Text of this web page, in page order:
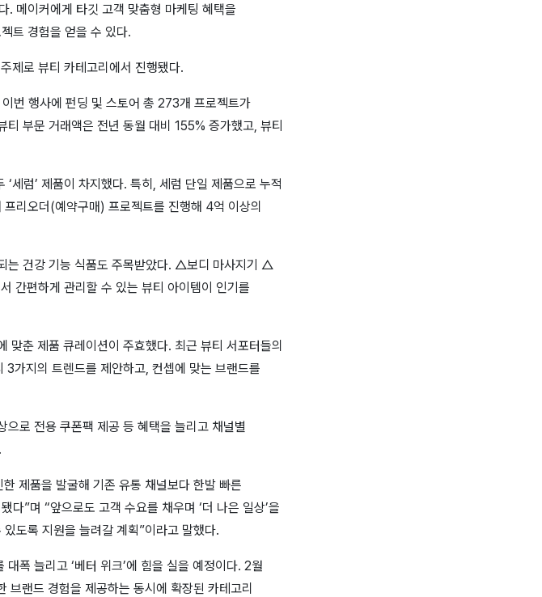
. 메이커에게 타깃 고객 맞춤형 마케팅 혜택을
트 경험을 얻을 수 있다.
제로 뷰티 카테고리에서 진행됐다.
번 행사에 펀딩 및 스토어 총 273개 프로젝트가
부문 거래액은 전년 동월 대비 155% 증가했고, 뷰티
럼’ 제품이 차지했다. 특히, 세럼 단일 제품으로 누적
리오더(예약구매) 프로젝트를 진행해 4억 이상의
는 건강 기능 식품도 주목받았다. △보디 마사지기 △
간편하게 관리할 수 있는 뷰티 아이템이 인기를
맞춘 제품 큐레이션이 주효했다. 최근 뷰티 서포터들의
지의 트렌드를 제안하고, 컨셉에 맞는 브랜드를
로 전용 쿠폰팩 제공 등 혜택을 늘리고 채널별
제품을 발굴해 기존 유통 채널보다 한발 빠른
”며 “앞으로도 고객 수요를 채우며 ‘더 나은 일상’을
도록 지원을 늘려갈 계획”이라고 말했다.
폭 늘리고 ‘베터 위크’에 힘을 실을 예정이다. 2월
브랜드 경험을 제공하는 동시에 확장된 카테고리